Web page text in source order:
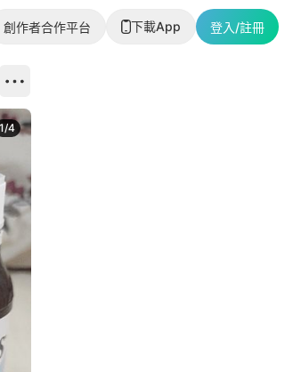
創作者合作平台 下載App 登入/註冊
1/4